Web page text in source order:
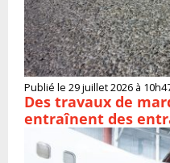
Publié le 29 juillet 2026 à
Des travaux de
entraînent des